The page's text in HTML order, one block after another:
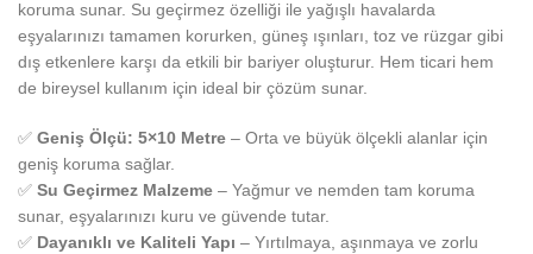
koruma sunar. Su geçirmez özelliği ile yağışlı havalarda
eşyalarınızı tamamen korurken, güneş ışınları, toz ve rüzgar gibi
dış etkenlere karşı da etkili bir bariyer oluşturur. Hem ticari hem
de bireysel kullanım için ideal bir çözüm sunar.
✅ Geniş Ölçü: 5×10 Metre – Orta ve büyük ölçekli alanlar için
geniş koruma sağlar.
✅ Su Geçirmez Malzeme – Yağmur ve nemden tam koruma
sunar, eşyalarınızı kuru ve güvende tutar.
✅ Dayanıklı ve Kaliteli Yapı – Yırtılmaya, aşınmaya ve zorlu